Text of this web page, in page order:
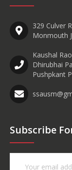
329 Culver
Monmouth
Kaushal
Dhirubhai
Pushpkant
Subscribe